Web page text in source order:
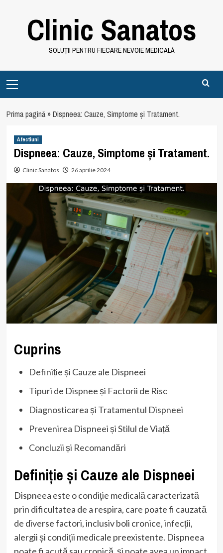
Clinic Sanatos
SOLUȚII PENTRU FIECARE NEVOIE MEDICALĂ
Menu
Prima pagină»Dispneea: Cauze, Simptome și Tratament.
Afectiuni
Dispneea: Cauze, Simptome și Tratament.
Clinic Sanatos 26 aprilie 2024
Cuprins
Definiție și Cauze ale Dispneei
Tipuri de Dispnee și Factorii de Risc
Diagnosticarea și Tratamentul Dispneei
Prevenirea Dispneei și Stilul de Viață
Concluzii și Recomandări
Definiție și Cauze ale Dispneei
Dispneea este o condiție medicală caracterizată
prin dificultatea de a respira, care poate fi cauzată
de diverse factori, inclusiv boli cronice, infecții,
alergii și condiții medicale preexistente. Dispneea